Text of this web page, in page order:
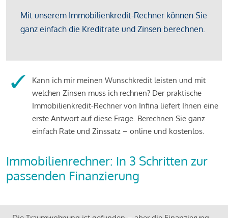
Kann ich mir meinen Wunschkredit leisten und mit
welchen Zinsen muss ich rechnen? Der praktische
Immobilienkredit-Rechner von Infina liefert Ihnen eine
erste Antwort auf diese Frage. Berechnen Sie ganz
einfach Rate und Zinssatz – online und kostenlos.
Immobilienrechner: In 3 Schritten zur
passenden Finanzierung